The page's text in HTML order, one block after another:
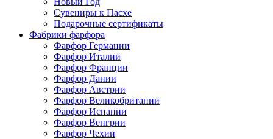
Сувениры к Пасхе
Подарочные сертификаты
Фабрики фарфора
Фарфор Германии
Фарфор Италии
Фарфор Франции
Фарфор Дании
Фарфор Австрии
Фарфор Великобритании
Фарфор Испании
Фарфор Венгрии
Фарфор Чехии